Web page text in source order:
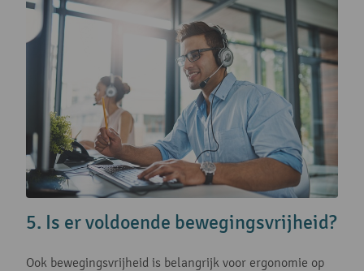
5. Is er voldoende bewegingsvrijheid?
Ook bewegingsvrijheid is belangrijk voor ergonomie op